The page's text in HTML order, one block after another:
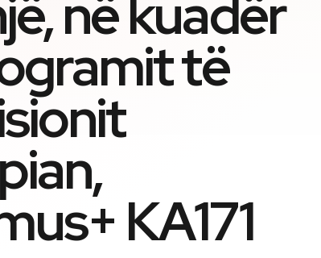
në kuadër
të
KA171